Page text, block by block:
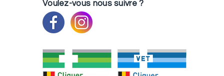
Voulez-vous nous suivre ?